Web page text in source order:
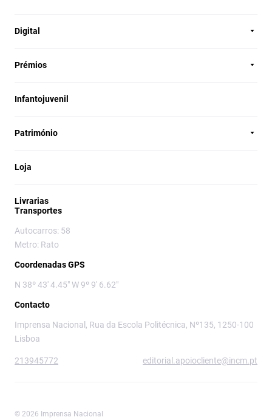
Digital
Prémios
Infantojuvenil
Património
Loja
Livrarias
Transportes
Autocarros: 58
Metro: Rato
Coordenadas GPS
N 38º 43' 4.45" W 9º 9' 6.62"
Contacto
Imprensa Nacional, Rua da Escola Politécnica, Nº135, 1250-100
Lisboa
213945772 editorial.apoiocliente@incm.pt
© 2026 Imprensa Nacional